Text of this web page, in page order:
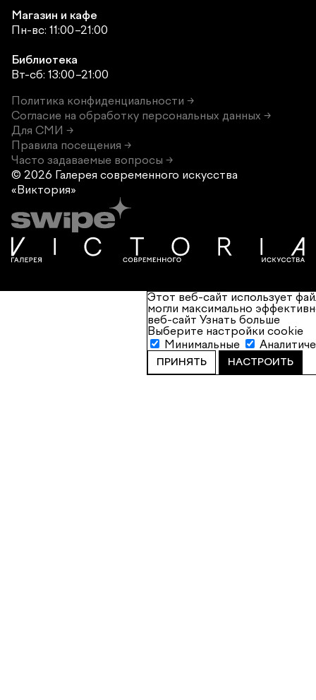
Магазин и кафе
Пн-вс: 11:00–21:00
Библиотека
Вт-сб: 13:00–21:00
Политика конфиденциальности →
Согласие на обработку персональных данных →
Для СМИ →
Правила посещения →
Часто задаваемые вопросы →
© 2026 Галерея современного искусства
«Виктория»
Этот веб-сайт использует
могли максимально
веб-сайт Узнать больше
Выберите настройки cookie
Минимальные
ПРИНЯТЬ НАСТРОИТЬ